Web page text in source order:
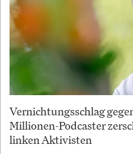
Vernichtungsschlag
Millionen-Podcaster
linken Aktivisten